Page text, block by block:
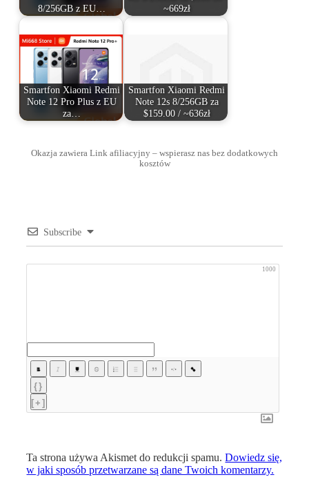
8/256GB z EU…
~669zł
Smartfon Xiaomi Redmi
Note 12 Pro Plus z EU
za…
Smartfon Xiaomi Redmi
Note 12s 8/256GB za
$159.00 / ~636zł
Okazja zawiera Link afiliacyjny – wspierasz nas bez dodatkowych
kosztów
Subscribe
1000
{}
[+]
Ta strona używa Akismet do redukcji spamu.Dowiedz się,
w jaki sposób przetwarzane są dane Twoich komentarzy.